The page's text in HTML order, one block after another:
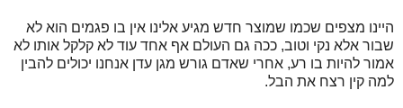
היינו מצפים שכמו שמוצר חדש מגיע אלינו אין בו פגמים הוא לא
שבור אלא נקי וטוב, ככה גם העולם אף אחד עוד לא קלקל אותו לא
אמור להיות בו רע, אחרי שאדם גורש מגן עדן אנחנו יכולים להבין
למה קין רצח את הבל.